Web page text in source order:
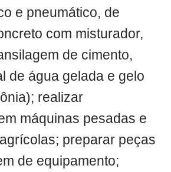
e pneumático, de
com misturador,
de cimento,
de água gelada e gelo
realizar
máquinas pesadas e
preparar peças
de equipamento;